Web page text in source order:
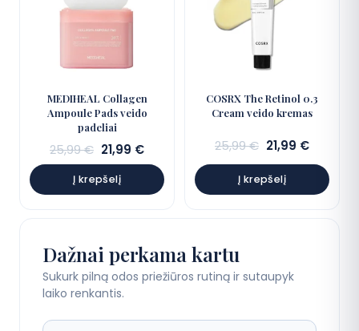
MEDIHEAL Collagen
Ampoule Pads veido
padeliai
25,99€ Sena
kaina:
25,99 €.
21,99 €Dabartinė
kaina:
21,99 €.
Į krepšelį
COSRX The Retinol 0.3
Cream veido kremas
25,99€ Sena
kaina:
25,99 €.
21,99 €
kaina:
21,99 €.
Į krepšelį
Dažnai perkama kartu
Sukurk pilną odos priežiūros rutiną ir sutaupyk
laiko renkantis.